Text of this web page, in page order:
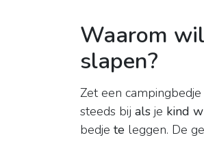
Waarom
slapen?
Zet een
steeds bij als je kind
bedje te leggen. De